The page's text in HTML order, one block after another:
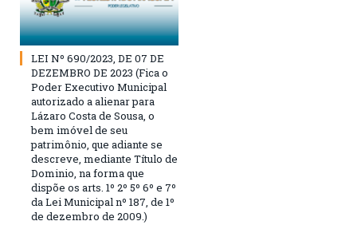
LEI Nº 690/2023, DE 07 DE
DEZEMBRO DE 2023 (Fica o
Poder Executivo Municipal
autorizado a alienar para
Lázaro Costa de Sousa, o
bem imóvel de seu
patrimônio, que adiante se
descreve, mediante Título de
Dominio, na forma que
dispõe os arts. 1º 2º 5º 6º e 7º
da Lei Municipal nº 187, de 1º
de dezembro de 2009.)